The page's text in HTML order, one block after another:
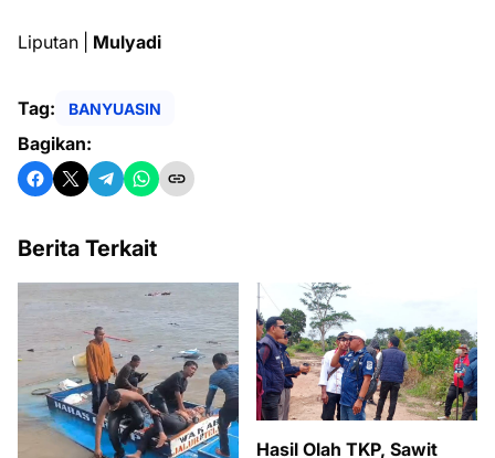
Liputan | Mulyadi
Tag: BANYUASIN
Bagikan:
Berita Terkait
Hasil Olah TKP, Sawit